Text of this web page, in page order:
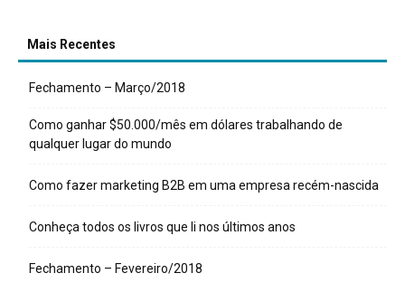
Mais Recentes
Fechamento – Março/2018
Como ganhar $50.000/mês em dólares trabalhando de
qualquer lugar do mundo
Como fazer marketing B2B em uma empresa recém-nascida
Conheça todos os livros que li nos últimos anos
Fechamento – Fevereiro/2018